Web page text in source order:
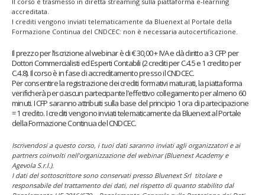
accreditata.
I crediti vengono inviati telematicamente da Bluenext al Portale della
Formazione Continua del CNDCEC: non è necessaria autocertificazione.
Il prezzo per l’iscrizione al webinar è di € 30,00 + IVA e dà diritto a 3 CFP per
Dottori Commercialisti ed Esperti Contabili (2 crediti per C.4.5 e 1 credito per
C.4.8). Il corso è in fase di accreditamento presso il CNDCEC.
Per consentire la registrazione dei crediti formativi maturati, la piattaforma
verificherà per ciascun partecipante l’effettivo collegamento per almeno 60
minuti. I CFP saranno attribuiti sulla base del principio 1 ora di partecipazione
= 1 credito. I crediti vengono inviati telematicamente da Bluenext al Portale
della Formazione Continua del CNDCEC.
Iscrivendosi a questo corso, i tuoi dati saranno inviati agli organizzatori e ai
partners coinvolti nell’organizzazione del webinar (Bluenext Academy e
Agevola S.r.l.).
I dati del sottoscrittore sono conservati presso Bluenext Srl titolare e
responsabile del trattamento dei dati, nel rispetto di quanto stabilito dal